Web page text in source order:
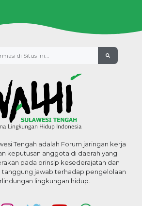
Tengah adalah Forum jaringan kerja
keputusan anggota di daerah yang
pada prinsip kesederajatan dan
tanggung jawab terhadap pengelolaan
lingkungan hidup.